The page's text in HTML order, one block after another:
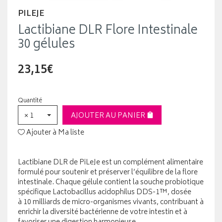
PILEJE
Lactibiane DLR Flore Intestinale
30 gélules
23,15€
Quantité
× 1
AJOUTER AU PANIER
Ajouter à Ma liste
Lactibiane DLR de PiLeJe est un complément alimentaire
formulé pour soutenir et préserver l’équilibre de la flore
intestinale. Chaque gélule contient la souche probiotique
spécifique Lactobacillus acidophilus DDS-1™, dosée
à 10 milliards de micro-organismes vivants, contribuant à
enrichir la diversité bactérienne de votre intestin et à